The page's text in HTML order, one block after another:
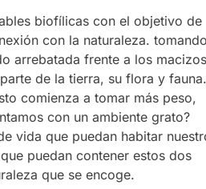
biofílicas con el objetivo de
con la naturaleza. tomando
arrebatada frente a los macizos
de la tierra, su flora y fauna.
comienza a tomar más peso,
con un ambiente grato?
vida que puedan habitar
puedan contener estos dos
que se encoge.